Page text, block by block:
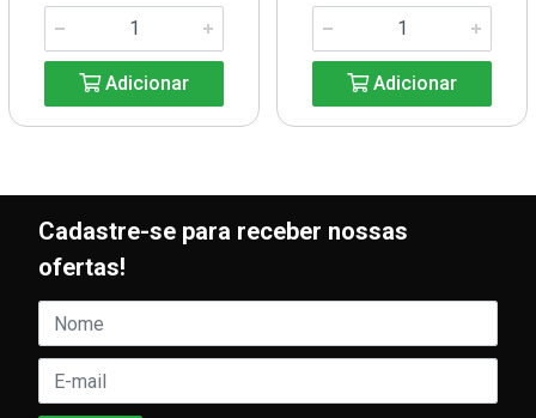
Adicionar Adicionar
Cadastre-se para receber nossas
ofertas!